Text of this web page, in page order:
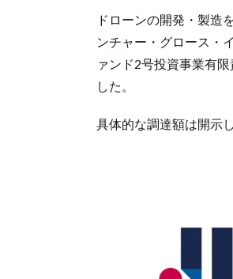
ドローンの開発・製造
ンチャー・グロース・
ァンド2号投資事業有
した。
具体的な調達額は開示